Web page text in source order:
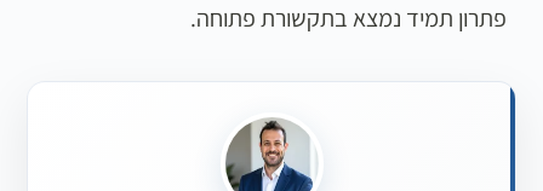
פתרון תמיד נמצא בתקשורת פתוחה.